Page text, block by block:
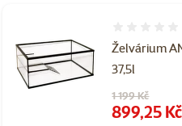
Želvárium
37,5l
Původní cena
1 199 Kč
Cena
899,25 Kč